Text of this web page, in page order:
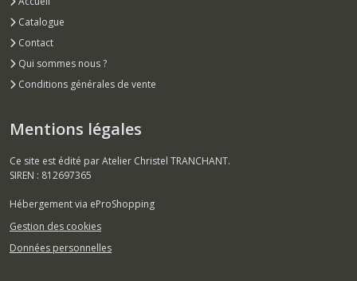
Catalogue
Contact
Qui sommes nous ?
Conditions générales de vente
Mentions légales
Ce site est édité par Atelier Christel TRANCHANT.
SIREN : 812697365
Hébergement via eProShopping
Gestion des cookies
Données personnelles